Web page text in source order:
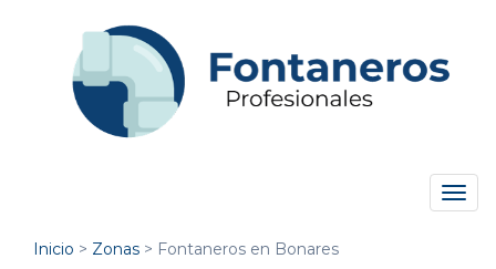
Inicio > Zonas > Fontaneros en Bonares